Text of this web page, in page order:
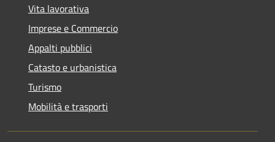
Vita lavorativa
Imprese e Commercio
Appalti pubblici
Catasto e urbanistica
Turismo
Mobilità e trasporti